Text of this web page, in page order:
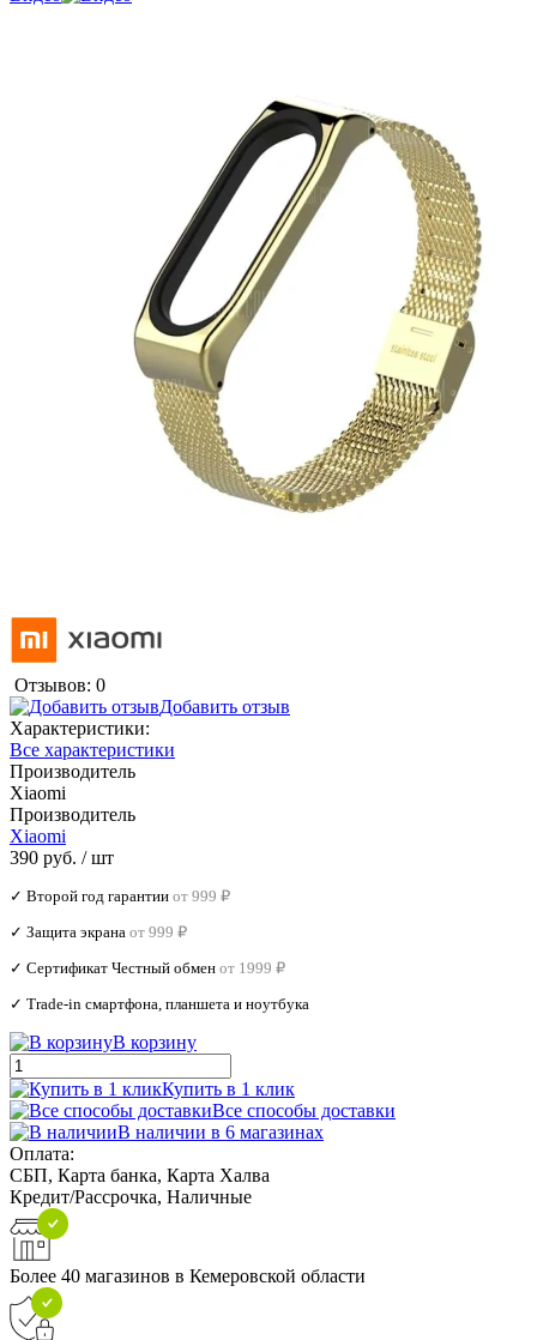
Отзывов: 0
Добавить отзыв
Характеристики:
Все характеристики
Производитель
Xiaomi
Производитель
Xiaomi
390 руб. / шт
✓ Второй год гарантии от 999 ₽
✓ Защита экрана от 999 ₽
✓ Сертификат Честный обмен от 1999 ₽
✓ Trade‑in смартфона, планшета и ноутбука
В корзину
Купить в 1 клик
Все способы доставки
В наличии в 6 магазинах
Оплата:
СБП, Карта банка, Карта Халва
Кредит/Рассрочка, Наличные
Более 40 магазинов в Кемеровской области